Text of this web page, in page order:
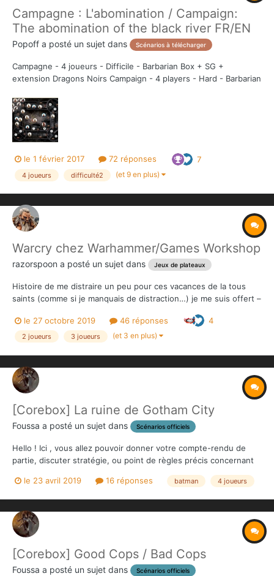
Campagne : L'abomination / Campaign:
The abomination of the black river FR/EN
Popoff a posté un sujet dans Scénarios à télécharger
Campagne - 4 joueurs - Difficile - Barbarian Box + SG +
extension Dragons Noirs Campaign - 4 players - Hard - Barbarian
trois scénarios. Elle met en scène Pallantides, Pelias et Taurus,
accompagnés de Dragons Noirs, qui vont ten...
le 1 février 2017 72 réponses 7
4 joueurs difficulté2 (et 9 en plus)
Warcry chez Warhammer/Games Workshop
razorspoon a posté un sujet dans Jeux de plateaux
Histoire de me distraire un peu pour ces vacances de la tous
saints (comme si je manquais de distraction…) je me suis offert –
chez Games Workshop.Alors, curieusement, je n’ai jamais joué, ni
collectionné aucune figurine de …Battle, e...
le 27 octobre 2019 46 réponses 4
2 joueurs 3 joueurs (et 3 en plus)
[Corebox] La ruine de Gotham City
Foussa a posté un sujet dans Scénarios officiels
Hello ! Ici , vous allez pouvoir donner votre compte-rendu de
partie, discuter stratégie, ou point de règles précis concernant
le 23 avril 2019
16 réponses batman 4 joueurs
[Corebox] Good Cops / Bad Cops
Foussa a posté un sujet dans Scénarios officiels